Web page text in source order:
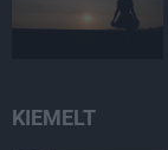
KIEMELT